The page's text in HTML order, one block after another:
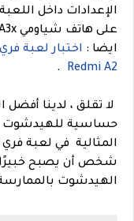
الإعدادات داخل
على هاتف شياومي Xiaomi Redmi A3x .
ايضا :
Redmi A2
.
لا تقلق ، لدينا
حساسية للهيدشوت
المثالية في لعبة
شخص أن يصبح خبيرًا
الهيدشوت بالممارسة